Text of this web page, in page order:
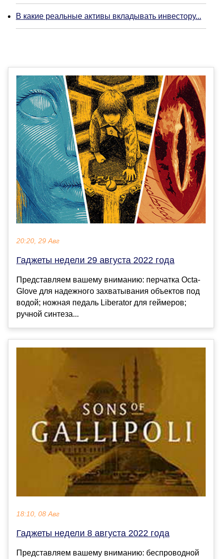
В какие реальные активы вкладывать инвестору...
20:20, 29 Авг
Гаджеты недели 29 августа 2022 года
Представляем вашему вниманию: перчатка Octa-
Glove для надежного захватывания объектов под
водой; ножная педаль Liberator для геймеров;
ручной синтеза...
18:10, 08 Авг
Гаджеты недели 8 августа 2022 года
Представляем вашему вниманию: беспроводной